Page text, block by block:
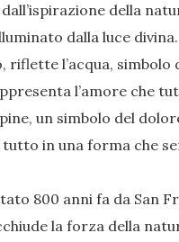
della
dalla luce
riflette l’acqua,
l’amore che
un simbolo del
in una forma che
800 anni fa da San
la forza della